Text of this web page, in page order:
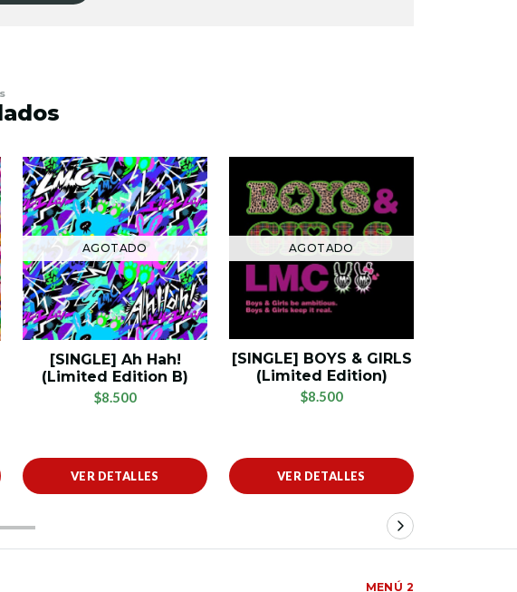
AGOTADO
[SINGLE] Ah Hah!
(Limited Edition B)
$8.500
VER DETALLES
AGOTADO
[SINGLE] BOYS & GIRLS
(Limited Edition)
$8.500
VER DETALLES
MENÚ 2